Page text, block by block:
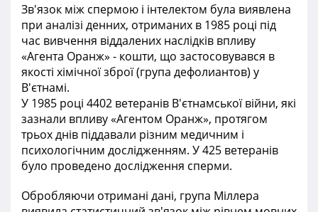
Зв'язок між спермою і інтелектом була виявлена
при аналізі денних, отриманих в 1985 році під
час вивчення віддалених наслідків впливу
«Агента Оранж» - кошти, що застосовувався в
якості хімічної зброї (група дефолиантов) у
В'єтнамі.
У 1985 році 4402 ветеранів В'єтнамської війни, які
зазнали впливу «Агентом Оранж», протягом
трьох днів піддавали різним медичним і
психологічним дослідженням. У 425 ветеранів
було проведено дослідження сперми.
Обробляючи отримані дані, група Міллера